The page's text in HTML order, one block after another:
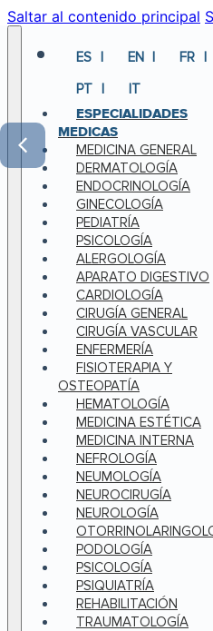
Saltar al contenido principal
ES EN
FR
PT
IT
ESPECIALIDADES
MEDICAS
MEDICINA GENERAL
DERMATOLOGÍA
ENDOCRINOLOGÍA
GINECOLOGÍA
PEDIATRÍA
PSICOLOGÍA
ALERGOLOGÍA
APARATO DIGESTIVO
CARDIOLOGÍA
CIRUGÍA GENERAL
CIRUGÍA VASCULAR
ENFERMERÍA
FISIOTERAPIA Y
OSTEOPATÍA
HEMATOLOGÍA
MEDICINA ESTÉTICA
MEDICINA INTERNA
NEFROLOGÍA
NEUMOLOGÍA
NEUROCIRUGÍA
NEUROLOGÍA
PODOLOGÍA
PSICOLOGÍA
PSIQUIATRÍA
REHABILITACIÓN
TRAUMATOLOGÍA